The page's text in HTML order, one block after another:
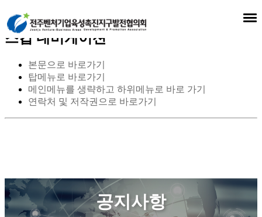
스킵 네비게이션
본문으로 바로가기
탑메뉴로 바로가기
메인메뉴를 생략하고 하위메뉴로 바로 가기
연락처 및 저작권으로 바로가기
공지사항